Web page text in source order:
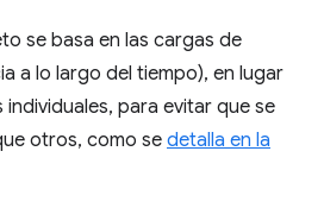
se basa en las cargas de
a lo largo del tiempo), en lugar
para evitar que se
otros, como se detalla en la